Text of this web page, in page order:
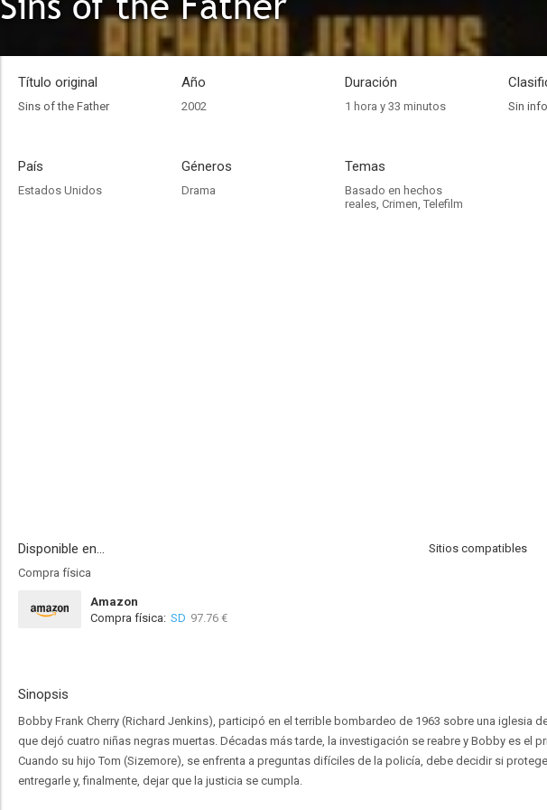
Título original
Sins of the Father
Año
2002
Duración
1 hora y 33 minutos Sin
País
Estados Unidos
Géneros
Drama
Temas
Basado en hechos
reales, Crimen, Telefilm
Disponible en...
Sitios compatibles
Compra física
Amazon
Compra física: SD 97.76 €
Sinopsis
Bobby Frank Cherry (Richard Jenkins), participó en el terrible bombardeo de 1963 sobre una iglesia
que dejó cuatro niñas negras muertas. Décadas más tarde, la investigación se reabre y Bobby es el
Cuando su hijo Tom (Sizemore), se enfrenta a preguntas difíciles de la policía, debe decidir si
entregarle y, finalmente, dejar que la justicia se cumpla.